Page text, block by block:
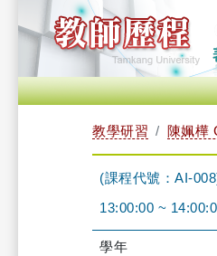
教學研習 陳姵樺
(課程代號：AI-
13:00:00 ~
學年